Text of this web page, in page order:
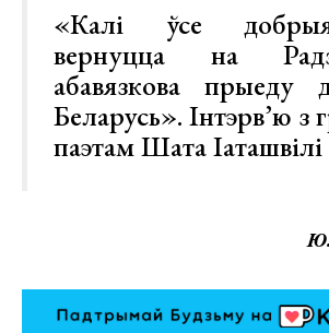
«Калі ўсе
вернуцца на
абавязкова
Беларусь». Інтэрв’ю з
паэтам Шата Іаташвілі
Ю.